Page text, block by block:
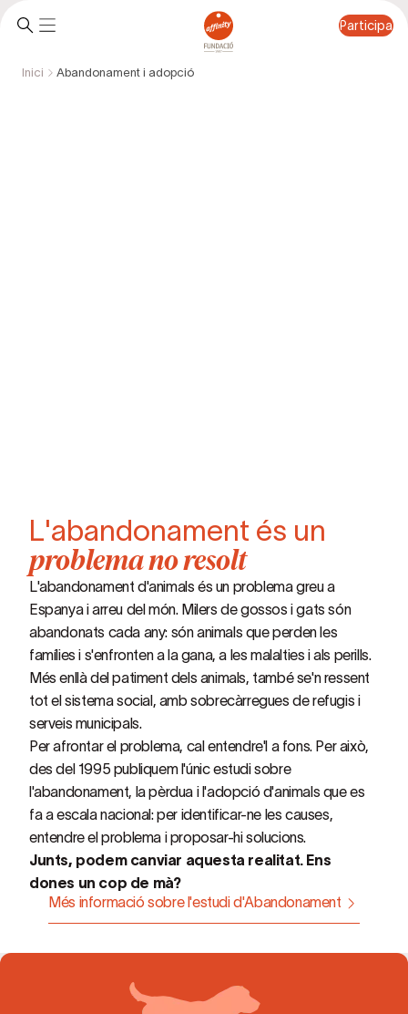
Participa
Inici Abandonament i adopció
L'abandonament és un
problema no resolt
L'abandonament d'animals és un problema greu a
Espanya i arreu del món. Milers de gossos i gats són
abandonats cada any: són animals que perden les
famílies i s'enfronten a la gana, a les malalties i als perills.
Més enllà del patiment dels animals, també se'n ressent
tot el sistema social, amb sobrecàrregues de refugis i
serveis municipals.
Per afrontar el problema, cal entendre'l a fons. Per això,
des del 1995 publiquem l'únic estudi sobre
l'abandonament, la pèrdua i l'adopció d'animals que es
fa a escala nacional: per identificar-ne les causes,
entendre el problema i proposar-hi solucions.
Junts, podem canviar aquesta realitat. Ens
dones un cop de mà?
Més informació sobre l'estudi d'Abandonament